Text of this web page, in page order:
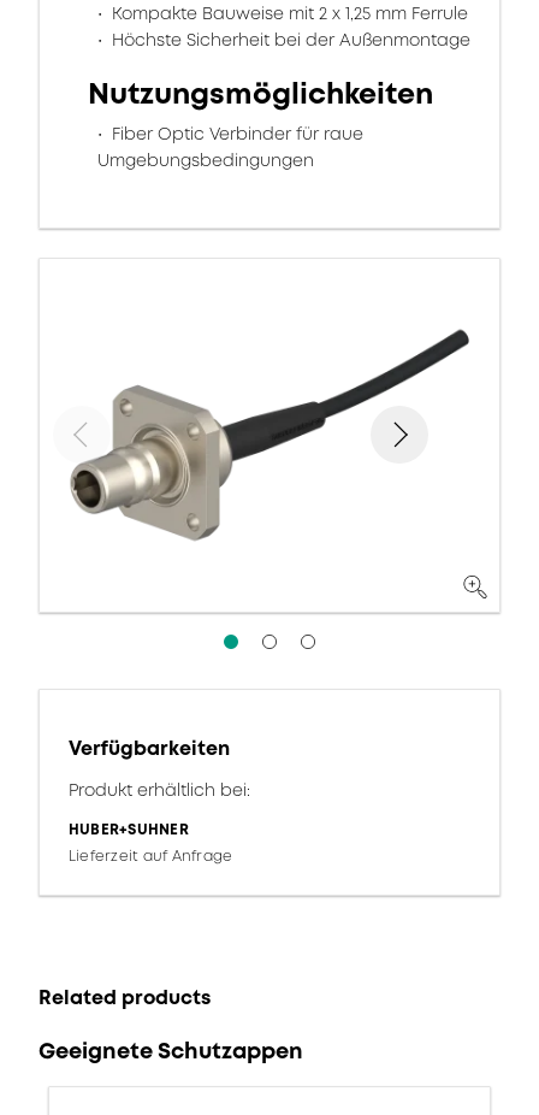
Kompakte Bauweise mit 2 x 1,25 mm Ferrule
Höchste Sicherheit bei der Außenmontage
Nutzungsmöglichkeiten
Fiber Optic Verbinder für raue
Umgebungsbedingungen
Verfügbarkeiten
Produkt erhältlich bei:
HUBER+SUHNER
Lieferzeit auf Anfrage
Related products
Geeignete Schutzappen